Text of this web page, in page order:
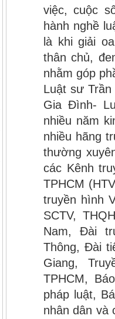
việc, cuộc
hành nghề
là khi giải
thân chủ,
nhằm góp
Luật sư
Gia Đình-
nhiều năm
nhiều hãng
thường
các Kênh
TPHCM
truyền hình
SCTV,
Nam, Đài
Thông, Đài
Giang,
TPHCM,
pháp luật,
nhân dân và